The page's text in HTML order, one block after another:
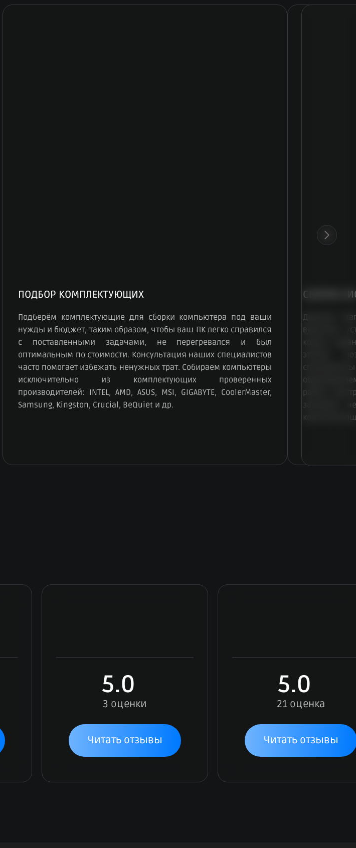
ПОДБОР КОМПЛЕКТУЮЩИХ
Подберём комплектующие для сборки компьютера под ваши
нужды и бюджет, таким образом, чтобы ваш ПК легко справился
с поставленными задачами, не перегревался и был
оптимальным по стоимости. Консультация наших специалистов
часто помогает избежать ненужных трат. Собираем компьютеры
исключительно из комплектующих проверенных
производителей: INTEL, AMD, ASUS, MSI, GIGABYTE, CoolerMaster,
Samsung, Kingston, Crucial, BeQuiet и др.
СБОРКА
Данный
включает
корпус,
этапов,
работу
занимает
5.0
3 оценки
Читать отзывы
5.0
21 оценка
Читать отзывы